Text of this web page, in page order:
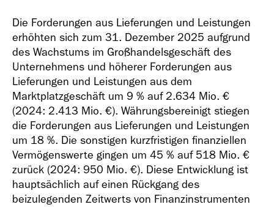
Die Forderungen aus Lieferungen und Leistungen
erhöhten sich zum 31. Dezember 2025 aufgrund
des Wachstums im Großhandelsgeschäft des
Unternehmens und höherer Forderungen aus
Lieferungen und Leistungen aus dem
Marktplatzgeschäft um 9 % auf2.634 Mio. €
(2024: 2.413 Mio. €). Währungsbereinigt stiegen
die Forderungen aus Lieferungen und Leistungen
um 18 %. Die sonstigen kurzfristigen finanziellen
Vermögenswerte gingen um 45 % auf 518 Mio. €
zurück (2024: 950 Mio. €). Diese Entwicklung ist
hauptsächlich auf einen Rückgang des
beizulegenden Zeitwerts von Finanzinstrumenten